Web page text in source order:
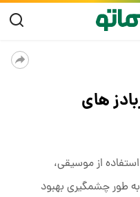
های
از موسیقی،
طور چشمگیری بهبود